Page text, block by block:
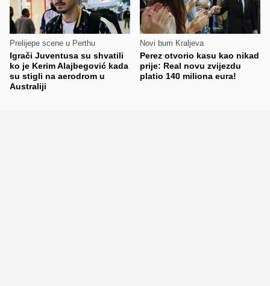
Prelijepe scene u Perthu
Igrači Juventusa su shvatili
ko je Kerim Alajbegović kada
su stigli na aerodrom u
Australiji
Novi bum Kraljeva
Perez otvorio kasu kao nikad
prije: Real novu zvijezdu
platio 140 miliona eura!